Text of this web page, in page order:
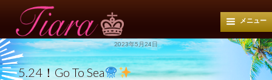
メニュー
2023年5月24日
5.24！Go To Sea